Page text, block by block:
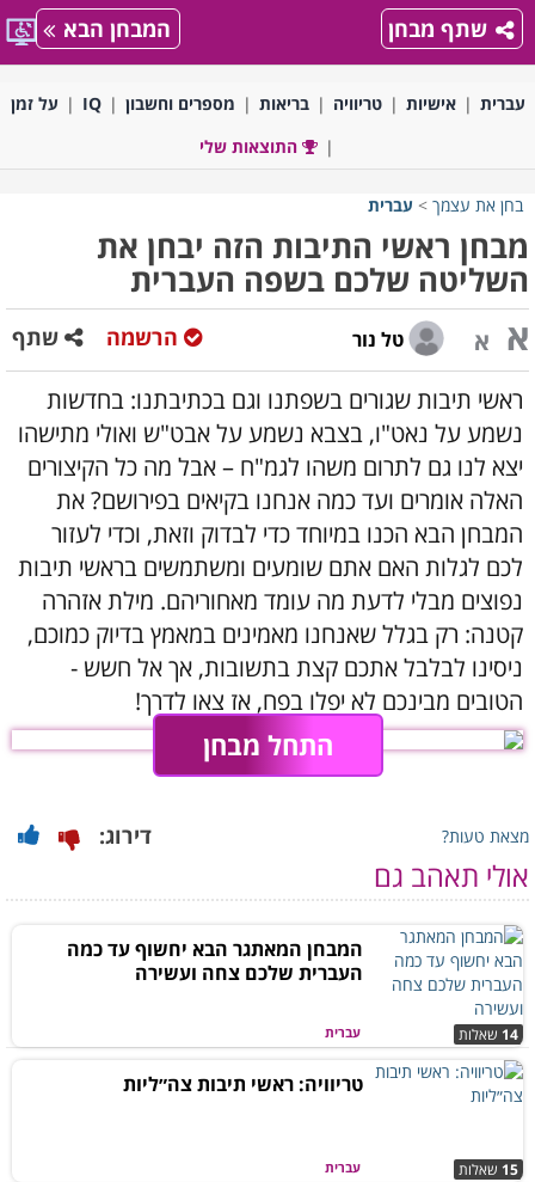
שתף מבחן המבחן הבא
עברית אישיות טריוויה בריאות מספרים וחשבון IQ
על זמן
התוצאות שלי
בחן את עצמך > עברית
מבחן ראשי התיבות הזה יבחן את
השליטה שלכם בשפה העברית
א א טל נור שתף הרשמה
ראשי תיבות שגורים בשפתנו וגם בכתיבתנו: בחדשות
נשמע על נאט"ו, בצבא נשמע על אבט"ש ואולי מתישהו
יצא לנו גם לתרום משהו לגמ"ח – אבל מה כל הקיצורים
האלה אומרים ועד כמה אנחנו בקיאים בפירושם? את
המבחן הבא הכנו במיוחד כדי לבדוק וזאת, וכדי לעזור
לכם לגלות האם אתם שומעים ומשתמשים בראשי תיבות
נפוצים מבלי לדעת מה עומד מאחוריהם. מילת אזהרה
קטנה: רק בגלל שאנחנו מאמינים במאמץ בדיוק כמוכם,
ניסינו לבלבל אתכם קצת בתשובות, אך אל חשש -
הטובים מבינכם לא יפלו בפח, אז צאו לדרך!
התחל מבחן
מצאת טעות? דירוג:
אולי תאהב גם
עברית 14 שאלות
המבחן המאתגר הבא יחשוף עד כמה
העברית שלכם צחה ועשירה
עברית 15 שאלות
טריוויה: ראשי תיבות צה״ליות